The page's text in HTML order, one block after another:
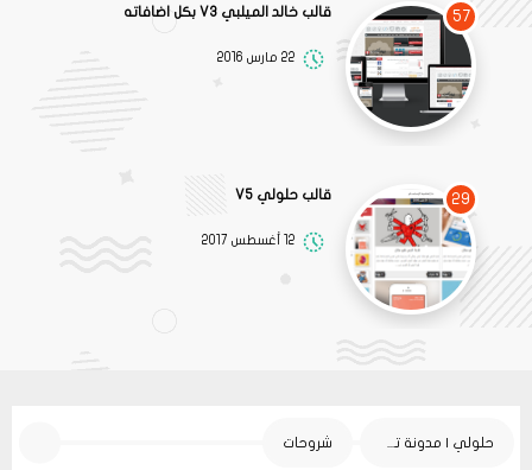
57 قالب خالد الميلبي V3 بكل اضافاته
22 مارس 2016
29 قالب حلولي V5
12 أغسطس 2017
حلولي | مدونة تقنية شروحات